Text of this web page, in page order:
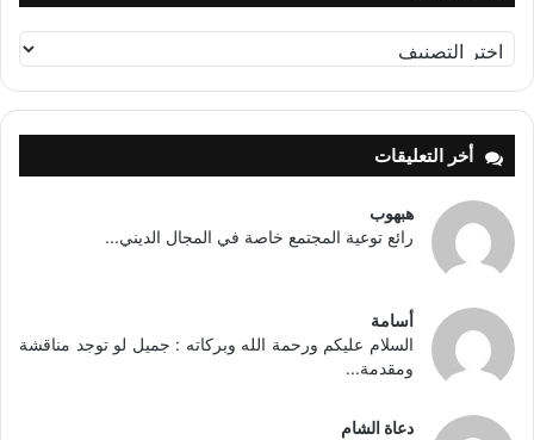
تصنيفات
أخر التعليقات
هبهوب
رائع توعية المجتمع خاصة في المجال الديني...
أسامة
السلام عليكم ورحمة الله وبركاته : جميل لو توجد مناقشة
ومقدمة...
دعاة الشام